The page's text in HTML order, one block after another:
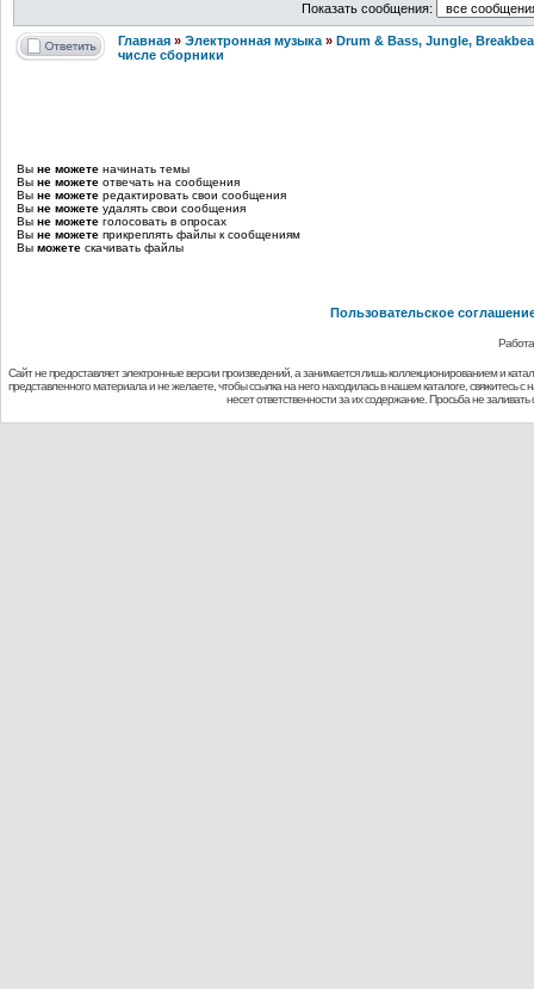
Показать сообщения:
Главная » Электронная музыка » Drum & Bass, Jungle,
числе сборники
Вы не можете начинать темы
Вы не можете отвечать на сообщения
Вы не можете редактировать свои сообщения
Вы не можете удалять свои сообщения
Вы не можете голосовать в опросах
Вы не можете прикреплять файлы к сообщениям
Вы можете скачивать файлы
Пользовательское
Сайт не предоставляет электронные версии произведений, а занимается лишь коллекционированием и
представленного материала и не желаете, чтобы ссылка на него находилась в нашем каталоге,
несет ответственности за их содержание. Просьба не